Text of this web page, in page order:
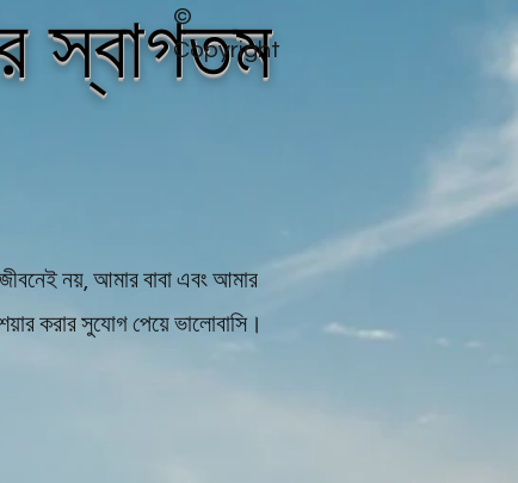
স্বাগতম
©
Copyright
নয়, আমার বাবা এবং আমার
করার সুযোগ পেয়ে ভালোবাসি।